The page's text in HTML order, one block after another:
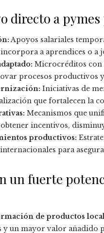
directo a
Apoyos salariales
a aprendices o a
Microcréditos con
procesos productivos
Iniciativas de
que fortalecen la
Mecanismos que
incentivos,
productivos:
para
un fuerte
de productos
un mayor valor añadido